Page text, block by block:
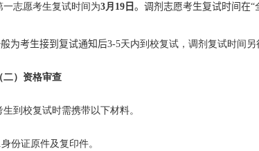
一志愿考生复试时间为3月 19 日 。调剂志愿考生复试时间在
为考生接到复试通知后3-5天内到校复试，调剂复试时间另
二）资格审查
生到校复试时需携带以下材料。
身份证原件及复印件。